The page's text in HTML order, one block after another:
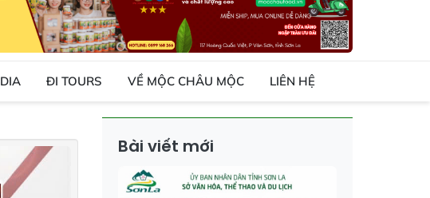
ĐI TOURS VỀ MỘC CHÂU MỘC LIÊN HỆ
Bài viết mới